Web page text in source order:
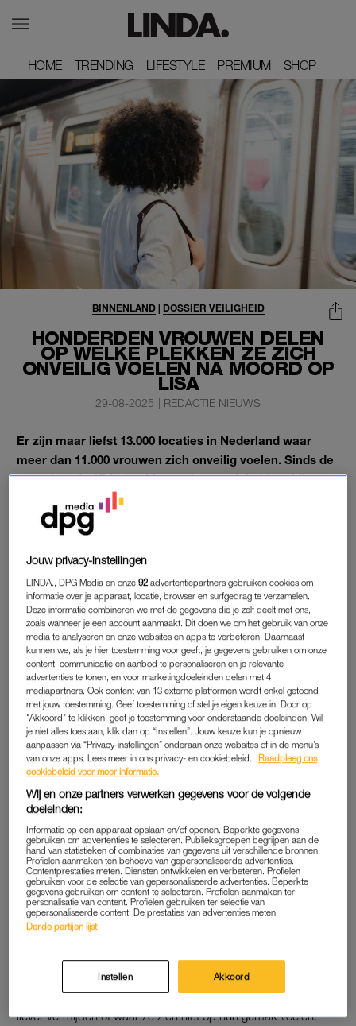
HOME
HOME TRENDING
TRENDING LIFESTYLE
LIFESTYLE PREMIUM
PREMIUM SHOP
SHOP
HONDERDEN VROUWEN DELEN
OP WELKE PLEKKEN ZE ZICH
ONVEILIG VOELEN NA MOORD OP
LISA
BINNENLAND| DOSSIER VEILIGHEID
29-08-2025 | REDACTIE NIEUWS
Er zijn maar liefst 13.000 locaties in Nederland waar
meer dan 11.000 vrouwen zich onveilig voelen. Sinds de
moord op de 17-jarige Lisa vorige week hebben bijna
1.600 vrouwen onveilige plekken aan de kaart
toegevoegd.
Op ruim de helft van deze plekken is de vrouwen zelf (of
iemand die ze kennen) iets overkomen.
KAART MET ONVEILIGE PLEKKEN
De kaart met onveilige plekken vanPointer(KRO-NCRV) en
hetADis niet nieuw; in juni 2024 werd dezenaar aanleiding
van een vragenlijst samengesteld. Toen stonden er 8.100
locaties gemarkeerd waar zo’n 7.400 vrouwen zich onveilig
voelen. Sindsde moord op Lisaeen week geleden, hebben
zo’n 1.600 vrouwen onveilige plekken aan de kaart
toegevoegd.
Uit de vragenlijst komt naar voren dat er een aantal openbare
plekken zijn die veel vrouwen als onveilig ervaren. Zo geeft 92
procent van de vrouwen die meededen aan zich niet veilig te
voelen op stations van metro, trein of bus. Ook in parken en
bossen voelen vrouwen zich niet veilig: 91 procent geeft dit
aan. Wat uitgaansgelegenheden als kroegen en clubs betreft:
73 procent van de ondervraagden voelt zich daar onveilig.
LOCATIES VERMIJDEN
De locaties die vrouwen op de kaart zetten zijn plekken die ze
liever vermijden of waar ze zich niet op hun gemak voelen.
Jouw privacy-instellingen
LINDA., DPG Media en onze92 advertentiepartners gebruiken cookies om
informatie over je apparaat, locatie, browser en surfgedrag te verzamelen.
Deze informatie combineren we met de gegevens die je zelf deelt met ons,
zoals wanneer je een account aanmaakt. Dit doen we om het gebruik van onze
media te analyseren en onze websites en apps te verbeteren. Daarnaast
kunnen we, als je hier toestemming voor geeft, je gegevens gebruiken om onze
content, communicatie en aanbod te personaliseren en je relevante
advertenties te tonen, en voor marketingdoeleinden delen met 4
mediapartners. Ook content van 13 externe platformen wordt enkel getoond
met jouw toestemming. Geef toestemming of stel je eigen keuze in. Door op
"Akkoord" te klikken, geef je toestemming voor onderstaande doeleinden. Wil
je niet alles toestaan, klik dan op “Instellen”. Jouw keuze kun je opnieuw
aanpassen via “Privacy-instellingen” onderaan onze websites of in de menu’s
van onze apps. Lees meer in ons privacy- en cookiebeleid.
Raadpleeg ons
cookiebeleid voor meer informatie.
Wij en onze partners verwerken gegevens voor de volgende
doeleinden:
Informatie op een apparaat opslaan en/of openen. Beperkte gegevens
gebruiken om advertenties te selecteren. Publieksgroepen begrijpen aan de
hand van statistieken of combinaties van gegevens uit verschillende bronnen.
Profielen aanmaken ten behoeve van gepersonaliseerde advertenties.
Contentprestaties meten. Diensten ontwikkelen en verbeteren. Profielen
gebruiken voor de selectie van gepersonaliseerde advertenties. Beperkte
gegevens gebruiken om content te selecteren. Profielen aanmaken ter
personalisatie van content. Profielen gebruiken ter selectie van
gepersonaliseerde content. De prestaties van advertenties meten.
Derde partijen lijst
Instellen Akkoord